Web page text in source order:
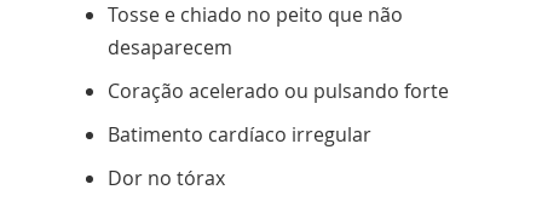
Tosse e chiado no peito que não
desaparecem
Coração acelerado ou pulsando forte
Batimento cardíaco irregular
Dor no tórax